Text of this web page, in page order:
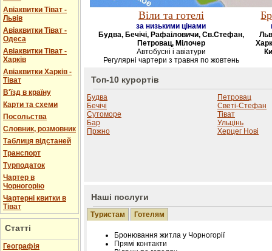
Авіаквитки Тіват -
Львів
Авіаквитки Тіват -
Одеса
Авіаквитки Тіват -
Харків
Авіаквитки Харків -
Тіват
В'їзд в країну
Карти та схеми
Посольства
Словник, розмовник
Таблиця відстаней
Транспорт
Турподаток
Чартер в
Чорногорію
Чартерні квитки в
Тіват
Статті
Географія
Віли та готелі
за низькими цінами
Будва, Бечічі, Рафаіловичи, Св.Стефан,
Петровац, Мілочер
Автобусні і авіатури
Регулярні чартери з травня по жовтень
Топ-10 курортів
Будва
Бечічі
Сутоморе
Бар
Пржно
Петровац
Светі-Стефан
Тіват
Ульцінь
Херцег Нові
Наші послуги
Туристам Готелям
Бронювання житла у Чорногорії
Прямі контакти